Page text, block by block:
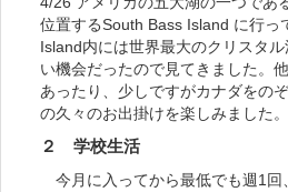
位置するSouth Bass Island に行っ
Island内には世界最大のクリスタ
い機会だったので見てきました。
あったり、少しですがカナダをの
の久々のお出掛けを楽しみました。
２ 学校生活
今月に入ってから最低でも週1回